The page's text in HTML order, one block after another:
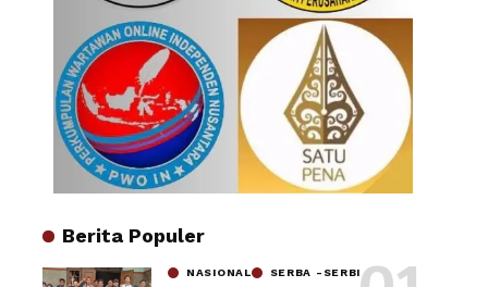
Berita Populer
NASIONAL SERBA -SERBI